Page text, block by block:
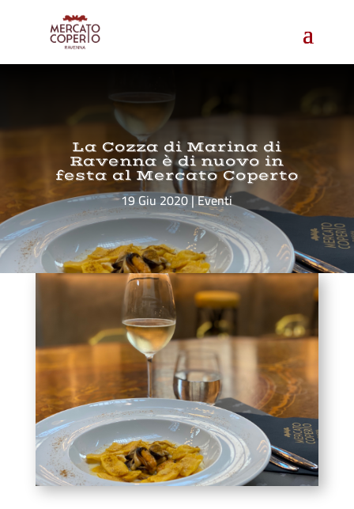
La Cozza di Marina di
Ravenna è di nuovo in
festa al Mercato Coperto
19 Giu 2020 Eventi